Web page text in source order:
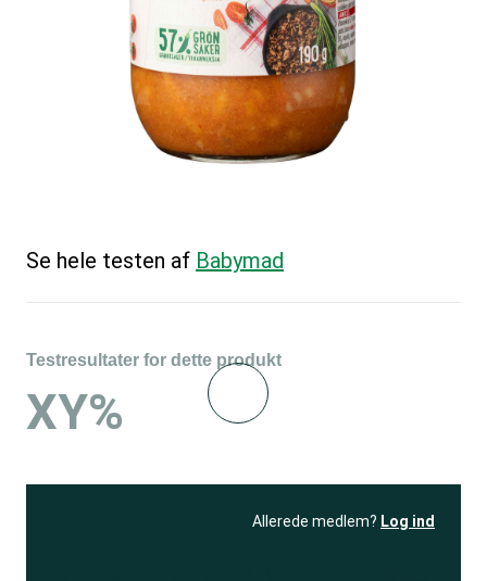
Se hele testen af Babymad
Testresultater for dette produkt
XY%
Allerede medlem? Log ind